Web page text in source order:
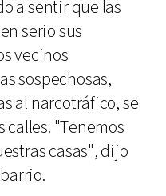
a sentir que las
serio sus
vecinos
sospechosas,
al narcotráfico, se
"Tenemos
casas", dijo